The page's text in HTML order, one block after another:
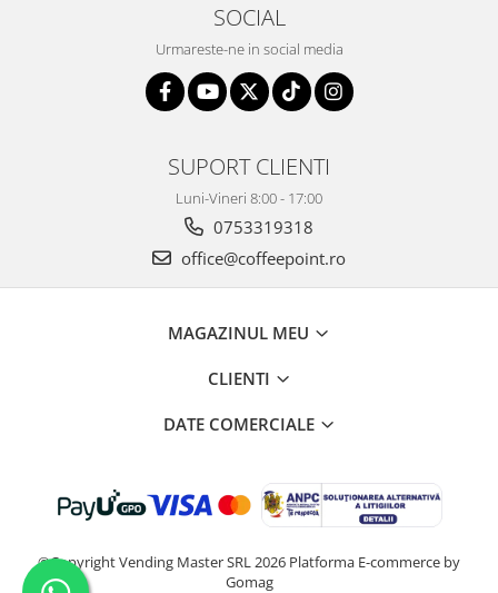
SOCIAL
Urmareste-ne in social media
SUPORT CLIENTI
Luni-Vineri 8:00 - 17:00
0753319318
office@coffeepoint.ro
MAGAZINUL MEU
CLIENTI
DATE COMERCIALE
©Copyright Vending Master SRL 2026 Platforma E-commerce by
Gomag